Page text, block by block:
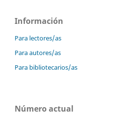
Información
Para lectores/as
Para autores/as
Para bibliotecarios/as
Número actual